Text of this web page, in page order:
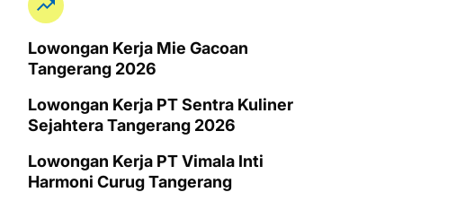
Lowongan Kerja Mie Gacoan
Tangerang 2026
Lowongan Kerja PT Sentra Kuliner
Sejahtera Tangerang 2026
Lowongan Kerja PT Vimala Inti
Harmoni Curug Tangerang